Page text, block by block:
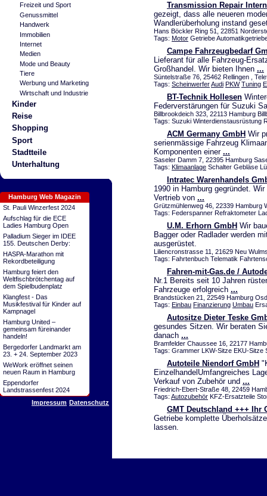
Freizeit und Sport
Genussmittel
Handwerk
Immobilien
Internet
Medien
Mode und Beauty
Tiere
Werbung und Marketing
Wirtschaft und Industrie
Kinder
Reise
Shopping
Sport
Stadtteile
Unterhaltung
Hamburg Web Magazin
St. Pauli Winzerfest 2024
Aufschlag für die ECE
Ladies Hamburg Open
Palladium Sieger im IDEE
155. Deutschen Derby:
HASPA-Marathon mit
Rekordbeteiligung
Hamburg feiert den
Weltfischbrötchentag auf
dem Spielbudenplatz
Klangfest - Das
Musikfestival für Kinder auf
Kampnagel
Hamburg United –
gemeinsam füreinander
handeln!
Bergedorfer Landmarkt am
23. + 24. September 2023
WeWork eröffnet seinen
neuen Raum in Hamburg
Eppendorfer
Landstrassenfest 2024
Impressum Datenschutz
Transmission Repair
gezeigt, dass alle neueren
Wandlerüberholung instand
Hans Böckler Ring 51, 22851
Tags: Motor Getriebe
Campe Fahrzeugbedarf
Lieferant für alle Fahrzeug-
Großhandel. Wir bieten Ihnen ...
Süntelstraße 76, 25462 Rellingen ,
Tags: ScheinwerferAudi PKW Tuning
BT-Technik Hollesen
Federverstärungen für Suzuki
Billbrookdeich 323, 22113 Hamburg
Tags: Suzuki Winterdienstausrüstung
ACM Germany GmbH Wir
serienmässige Fahrzeug
Komponenten einer ...
Saseler Damm 7, 22395 Hamburg
Tags: Klimaanlage Schalter Gebläse
Intratec Warenhandels
1990 in Hamburg gegründet.
Vertrieb von ...
Grützmühlenweg 46, 22339 Hamburg
Tags: Federspanner Refraktometer
U.M. Erhorn GmbH Wir
Bagger oder Radlader werden
ausgerüstet.
Liliencronstrasse 11, 21629 Neu
Tags: Fahrtenbuch Telematik
Fahren-mit-Gas.de /
Nr.1 Bereits seit 10 Jahren
Fahrzeuge erfolgreich ...
Brandstücken 21, 22549 Hamburg
Tags: Einbau Finanzierung Umbau
Autositze Dieter Teske
gesundes Sitzen. Wir beraten
danach ...
Bramfelder Chaussee 16, 22177
Tags: Grammer LKW-Sitze EKU-Sitze
Autoteile Niendorf GmbH
EinzelhandelUmfangreiches
Verkauf von Zubehör und ...
Friedrich-Ebert-Straße 48, 22459
Tags: Autozubehör KFZ-Ersatzteile
GMT Deutschland +++ Ihr
Getriebe komplette
lassen.